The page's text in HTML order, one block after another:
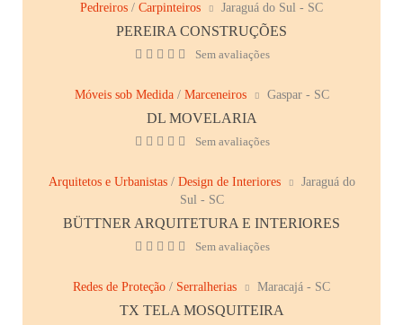
Pedreiros / Carpinteiros Jaraguá do Sul - SC
PEREIRA CONSTRUÇÕES
Sem avaliações
Móveis sob Medida/ Marceneiros Gaspar - SC
DL MOVELARIA
Sem avaliações
Arquitetos e Urbanistas/ Design de Interiores
Jaraguá do
Sul - SC
BÜTTNER ARQUITETURA E INTERIORES
Sem avaliações
Redes de Proteção / Serralherias Maracajá - SC
TX TELA MOSQUITEIRA